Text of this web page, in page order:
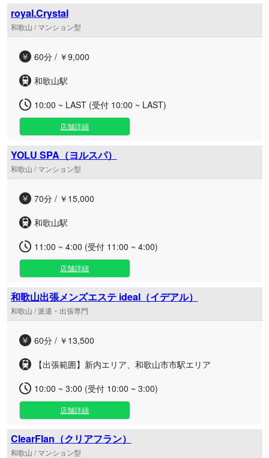
royal.Crystal
和歌山 / マンション型
60分 / ￥9,000
和歌山駅
10:00 ~ LAST (受付 10:00 ~ LAST)
店舗詳細
YOLU SPA（ヨルスパ）
和歌山 / マンション型
70分 / ￥15,000
和歌山駅
11:00 ~ 4:00 (受付 11:00 ~ 4:00)
店舗詳細
和歌山出張メンズエステ ideal（イデアル）
和歌山 / 派遣・出張専門
60分 / ￥13,500
【出張範囲】新内エリア、和歌山市市駅エリア
10:00 ~ 3:00 (受付 10:00 ~ 3:00)
店舗詳細
ClearFlan（クリアフラン）
和歌山 / マンション型